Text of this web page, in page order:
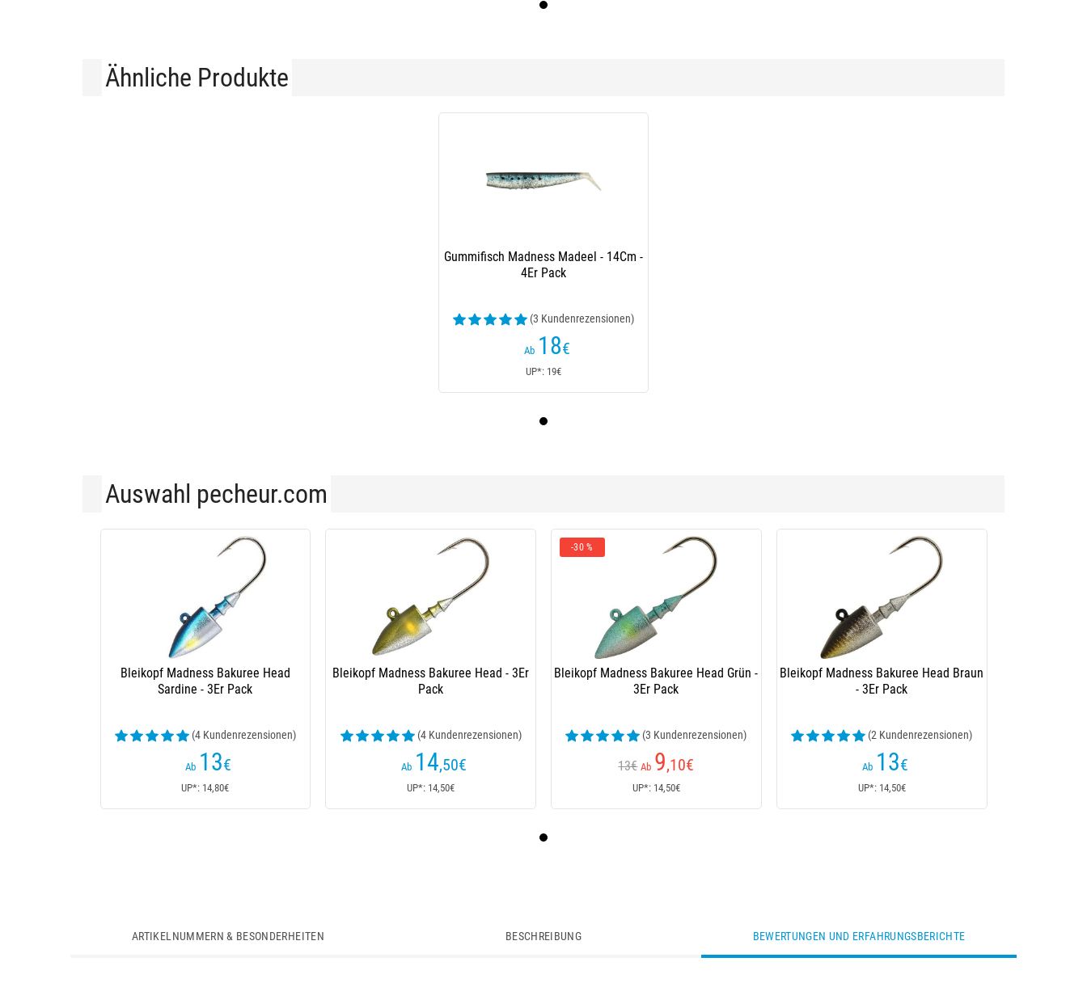
Ähnliche Produkte
Gummifisch Madness Madeel - 14Cm -
4Er Pack
(3 Kundenrezensionen)
Ab 18€
UP*: 19€
Auswahl pecheur.com
Bleikopf Madness Bakuree Head
Sardine - 3Er Pack
(4 Kundenrezensionen)
Ab 13€
UP*: 14,80€
Bleikopf Madness Bakuree Head - 3Er
Pack
(4 Kundenrezensionen)
Ab 14,50€
UP*: 14,50€
-30 %
Bleikopf Madness Bakuree Head Grün -
3Er Pack
(3 Kundenrezensionen)
13€ Ab 9,10€
UP*: 14,50€
Bleikopf Madness Bakuree Head Braun
- 3Er Pack
(2 Kundenrezensionen)
Ab 13€
UP*: 14,50€
ARTIKELNUMMERN & BESONDERHEITEN BESCHREIBUNG BEWERTUNGEN UND ERFAHRUNGSBERICHTE